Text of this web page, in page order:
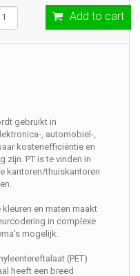
Add to cart
gebruikt in
, automobiel-,
kostenefficiëntie en
zijn. PT is te vinden in
kantoren/thuiskantoren
en maten maakt
in complexe
mogelijk.
(PET)
heeft een breed